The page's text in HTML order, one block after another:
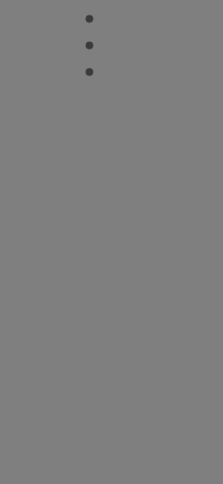
LES BEIGES
LES BEIGES
LES BEIGES